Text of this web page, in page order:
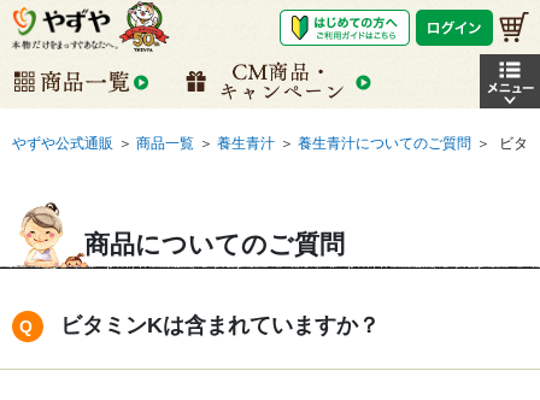
やずや公式通販 ＞ 商品一覧 ＞ 養生青汁 ＞ 養生青汁についてのご質問 ＞ ビタ
商品についてのご質問
ビタミンKは含まれていますか？